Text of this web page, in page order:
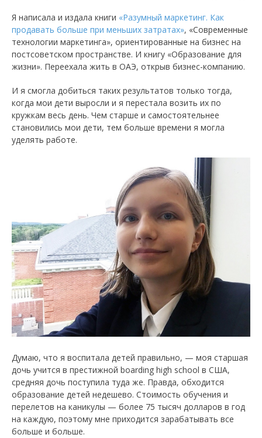
Я написала и издала книги «Разумный маркетинг. Как
продавать больше при меньших затратах», «Современные
технологии маркетинга», ориентированные на бизнес на
постсоветском пространстве. И книгу «Образование для
жизни». Переехала жить в ОАЭ, открыв бизнес-компанию.
И я смогла добиться таких результатов только тогда,
когда мои дети выросли и я перестала возить их по
кружкам весь день. Чем старше и самостоятельнее
становились мои дети, тем больше времени я могла
уделять работе.
Думаю, что я воспитала детей правильно, — моя старшая
дочь учится в престижной boarding high school в США,
средняя дочь поступила туда же. Правда, обходится
образование детей недешево. Стоимость обучения и
перелетов на каникулы — более 75 тысяч долларов в год
на каждую, поэтому мне приходится зарабатывать все
больше и больше.